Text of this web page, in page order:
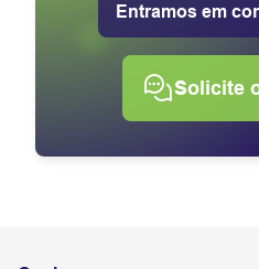
Entramos em
Solicite